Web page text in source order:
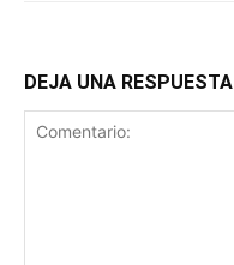
DEJA UNA RESPUESTA